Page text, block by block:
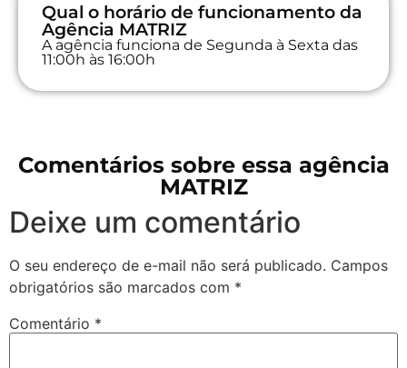
Qual o horário de funcionamento da
Agência MATRIZ
A agência funciona de Segunda à Sexta das
11:00h às 16:00h
Comentários sobre essa agência
MATRIZ
Deixe um comentário
O seu endereço de e-mail não será publicado. Campos
obrigatórios são marcados com *
Comentário *